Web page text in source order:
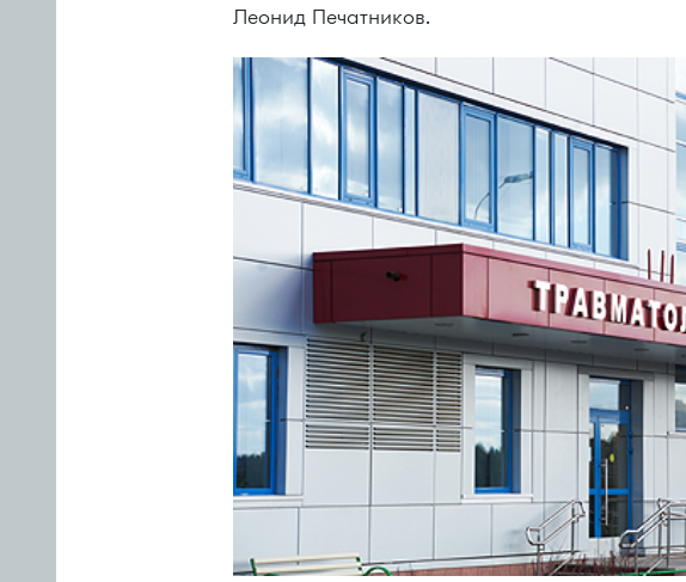
Леонид Печатников.